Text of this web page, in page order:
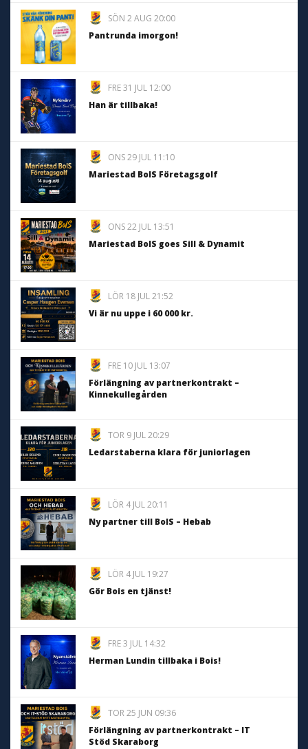
SÖN 2 AUG 20:00
Pantrunda imorgon!
FRE 31 JUL 12:00
Han är tillbaka!
ONS 29 JUL 11:10
Mariestad BoIS Företagsgolf
ONS 22 JUL 13:51
Mariestad BoIS goes Sill & Dynamit
LÖR 18 JUL 21:52
Vi är nu uppe i 60 000 kr.
FRE 10 JUL 13:07
Förlängning av partnerkontrakt –
Kinnekullegården
TOR 9 JUL 20:29
Ledarstaberna klara för juniorlagen
LÖR 4 JUL 20:11
Ny partner till BoIS – Hebab
LÖR 4 JUL 19:27
Gör Bois en tjänst!
FRE 3 JUL 14:32
Herman Lundin tillbaka i Bois!
TOR 25 JUN 09:36
Förlängning av partnerkontrakt – IT
Stöd Skaraborg